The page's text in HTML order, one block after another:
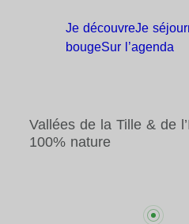
Je découvreJe
bougeSur l’agenda
Vallées de la Tille & de
100% nature